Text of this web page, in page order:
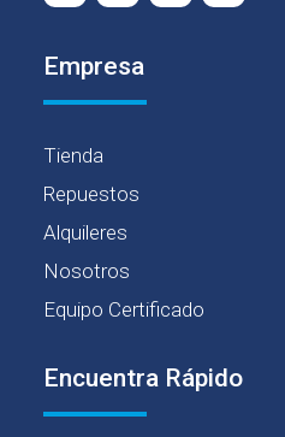
Empresa
Tienda
Repuestos
Alquileres
Nosotros
Equipo Certificado
Encuentra Rápido